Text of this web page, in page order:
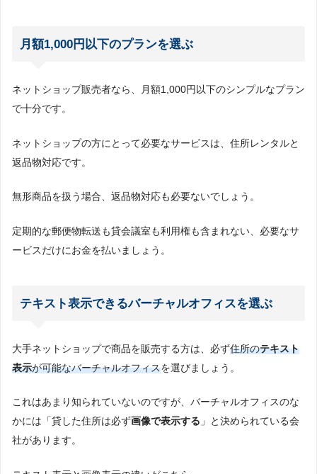
月額1,000円以下のプランを選ぶ
ネットショップ販売者なら、月額1,000円以下のシンプルなプラン
で十分です。
ネットショップの方にとって必要なサービスは、住所レンタルと
返品物対応です。
無形商品を扱う場合、返品物対応も必要ないでしょう。
定期的な郵便物転送も貸会議室も利用権も含まれない、必要なサ
ービスだけにお金を払いましょう。
テキスト表示できるバーチャルオフィスを選ぶ
大手ネットショップで商品を販売する方は、必ず住所のテキスト
表示が可能なバーチャルオフィスを選びましょう。
これはあまり知られていないのですが、バーチャルオフィスのな
かには「貸した住所は必ず画像で表示する 」と決められている会
社があります。